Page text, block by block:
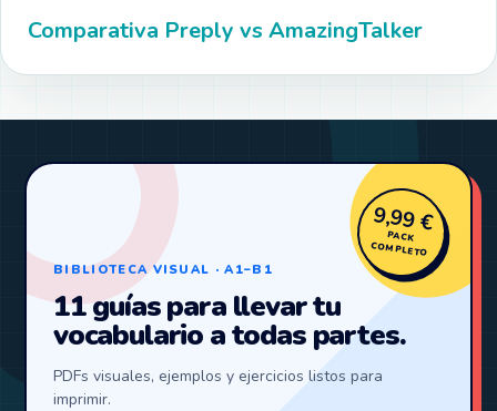
Comparativa Preply vs AmazingTalker
BIBLIOTECA VISUAL · A1–B1
11 guías para llevar tu
vocabulario a todas partes.
PDFs visuales, ejemplos y ejercicios listos para
imprimir.
9,99 €
PACK
COMPLETO